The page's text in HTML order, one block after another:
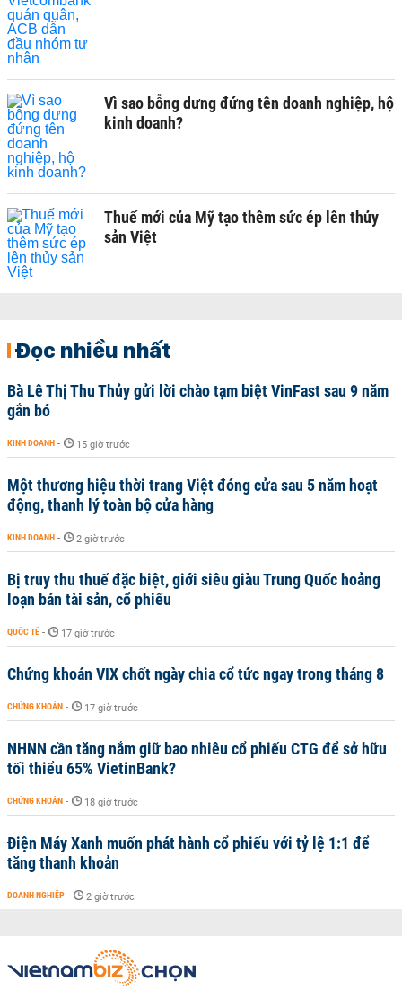
Vì sao bỗng dưng đứng tên doanh nghiệp, hộ
kinh doanh?
Thuế mới của Mỹ tạo thêm sức ép lên thủy
sản Việt
Đọc nhiều nhất
Bà Lê Thị Thu Thủy gửi lời chào tạm biệt VinFast sau 9 năm
gắn bó
KINH DOANH - 15 giờ trước
Một thương hiệu thời trang Việt đóng cửa sau 5 năm hoạt
động, thanh lý toàn bộ cửa hàng
KINH DOANH - 2 giờ trước
Bị truy thu thuế đặc biệt, giới siêu giàu Trung Quốc hoảng
loạn bán tài sản, cổ phiếu
QUỐC TẾ - 17 giờ trước
Chứng khoán VIX chốt ngày chia cổ tức ngay trong tháng 8
CHỨNG KHOÁN - 17 giờ trước
NHNN cần tăng nắm giữ bao nhiêu cổ phiếu CTG để sở hữu
tối thiểu 65% VietinBank?
CHỨNG KHOÁN - 18 giờ trước
Điện Máy Xanh muốn phát hành cổ phiếu với tỷ lệ 1:1 để
tăng thanh khoản
DOANH NGHIỆP - 2 giờ trước